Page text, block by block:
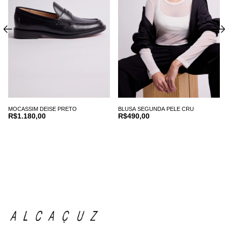
MOCASSIM DEISE PRETO
R$1.180,00
BLUSA SEGUNDA PELE CRU
R$490,00